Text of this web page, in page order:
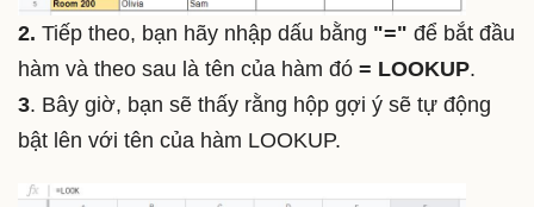
2. Tiếp theo, bạn hãy nhập dấu bằng "=" để bắt đầu
hàm và theo sau là tên của hàm đó = LOOKUP.
3. Bây giờ, bạn sẽ thấy rằng hộp gợi ý sẽ tự động
bật lên với tên của hàm LOOKUP.